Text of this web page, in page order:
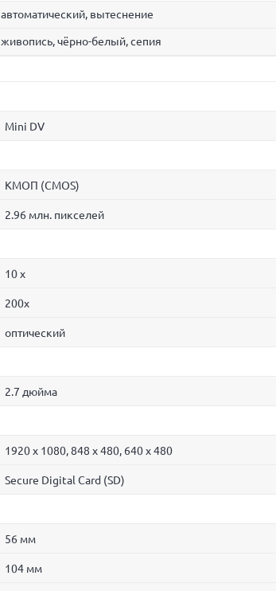
автоматический, вытеснение
живопись, чёрно-белый, сепия
Mini DV
КМОП (CMOS)
2.96 млн. пикселей
10 x
200x
оптический
2.7 дюйма
1920 x 1080, 848 x 480, 640 x 480
Secure Digital Card (SD)
56 мм
104 мм